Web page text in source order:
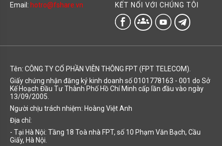
Email: hotro@fshare.vn KẾT NỐI VỚI CHÚNG TÔI
groups
Tên: CÔNG TY CỔ PHẦN VIỄN THÔNG FPT (FPT TELECOM).
Giấy chứng nhận đăng ký kinh doanh số 0101778163 - 001 do Sở
Kế Hoạch Đầu Tư Thành Phố Hồ Chí Minh cấp lần đầu vào ngày
13/09/2005.
Người chịu trách nhiệm: Hoàng Việt Anh
Địa chỉ:
- Tại Hà Nội: Tầng 18 Toà nhà FPT, số 10 Phạm Văn Bạch, Cầu
Giấy, Hà Nội.